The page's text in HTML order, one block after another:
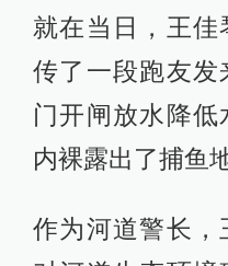
就在当日，王佳
传了一段跑友发
门开闸放水降
内裸露出了捕鱼
作为河道警长，